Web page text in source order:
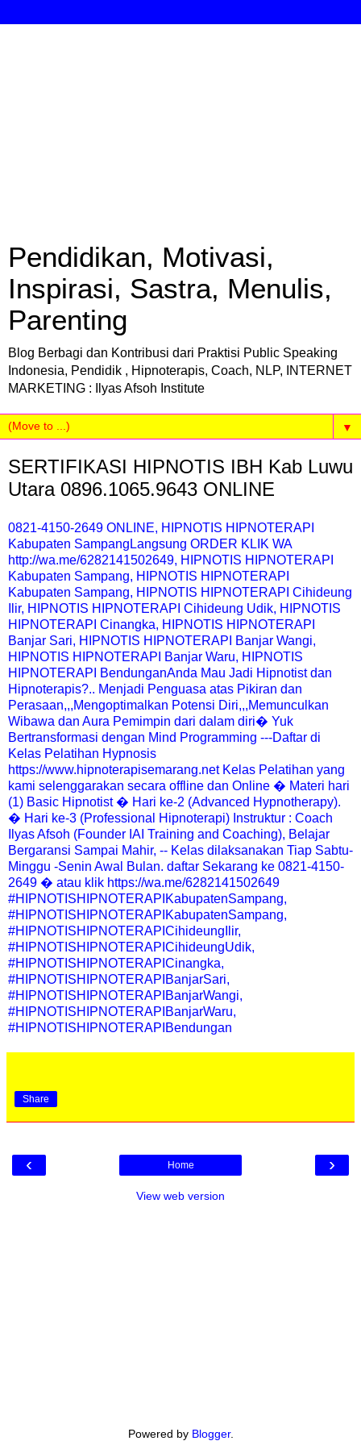
Pendidikan, Motivasi,
Inspirasi, Sastra, Menulis,
Parenting
Blog Berbagi dan Kontribusi dari Praktisi Public Speaking
Indonesia, Pendidik , Hipnoterapis, Coach, NLP, INTERNET
MARKETING : Ilyas Afsoh Institute
▼
SERTIFIKASI HIPNOTIS IBH Kab Luwu
Utara 0896.1065.9643 ONLINE
0821-4150-2649 ONLINE, HIPNOTIS HIPNOTERAPI
Kabupaten SampangLangsung ORDER KLIK WA
http://wa.me/6282141502649, HIPNOTIS HIPNOTERAPI
Kabupaten Sampang, HIPNOTIS HIPNOTERAPI
Kabupaten Sampang, HIPNOTIS HIPNOTERAPI Cihideung
Ilir, HIPNOTIS HIPNOTERAPI Cihideung Udik, HIPNOTIS
HIPNOTERAPI Cinangka, HIPNOTIS HIPNOTERAPI
Banjar Sari, HIPNOTIS HIPNOTERAPI Banjar Wangi,
HIPNOTIS HIPNOTERAPI Banjar Waru, HIPNOTIS
HIPNOTERAPI BendunganAnda Mau Jadi Hipnotist dan
Hipnoterapis?.. Menjadi Penguasa atas Pikiran dan
Perasaan,,,Mengoptimalkan Potensi Diri,,,Memunculkan
Wibawa dan Aura Pemimpin dari dalam diri� Yuk
Bertransformasi dengan Mind Programming ---Daftar di
Kelas Pelatihan Hypnosis
https://www.hipnoterapisemarang.net Kelas Pelatihan yang
kami selenggarakan secara offline dan Online � Materi hari
(1) Basic Hipnotist � Hari ke-2 (Advanced Hypnotherapy).
� Hari ke-3 (Professional Hipnoterapi) Instruktur : Coach
Ilyas Afsoh (Founder IAI Training and Coaching), Belajar
Bergaransi Sampai Mahir, -- Kelas dilaksanakan Tiap Sabtu-
Minggu -Senin Awal Bulan. daftar Sekarang ke 0821-4150-
2649 � atau klik https://wa.me/6282141502649
#HIPNOTISHIPNOTERAPIKabupatenSampang,
#HIPNOTISHIPNOTERAPIKabupatenSampang,
#HIPNOTISHIPNOTERAPICihideungIlir,
#HIPNOTISHIPNOTERAPICihideungUdik,
#HIPNOTISHIPNOTERAPICinangka,
#HIPNOTISHIPNOTERAPIBanjarSari,
#HIPNOTISHIPNOTERAPIBanjarWangi,
#HIPNOTISHIPNOTERAPIBanjarWaru,
#HIPNOTISHIPNOTERAPIBendungan
Share
‹ ›
Home
View web version
Powered by Blogger.